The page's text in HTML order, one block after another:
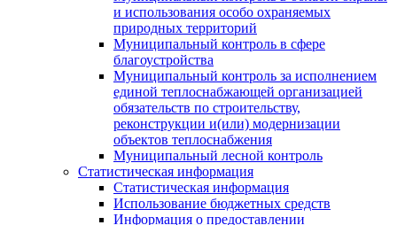
и использования особо охраняемых
природных территорий
Муниципальный контроль в сфере
благоустройства
Муниципальный контроль за исполнением
единой теплоснабжающей организацией
обязательств по строительству,
реконструкции и(или) модернизации
объектов теплоснабжения
Муниципальный лесной контроль
Статистическая информация
Статистическая информация
Использование бюджетных средств
Информация о предоставлении